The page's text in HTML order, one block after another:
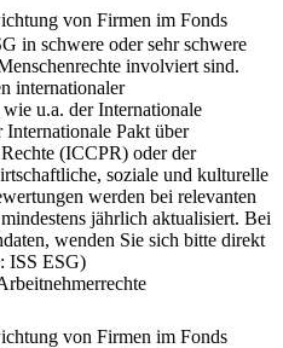
von Firmen im Fonds
in schwere oder sehr schwere
involviert sind.
internationaler
u.a. der Internationale
Internationale Pakt über
(ICCPR) oder der
soziale und kulturelle
werden bei relevanten
jährlich aktualisiert. Bei
wenden Sie sich bitte direkt
ISS ESG)
von Firmen im Fonds